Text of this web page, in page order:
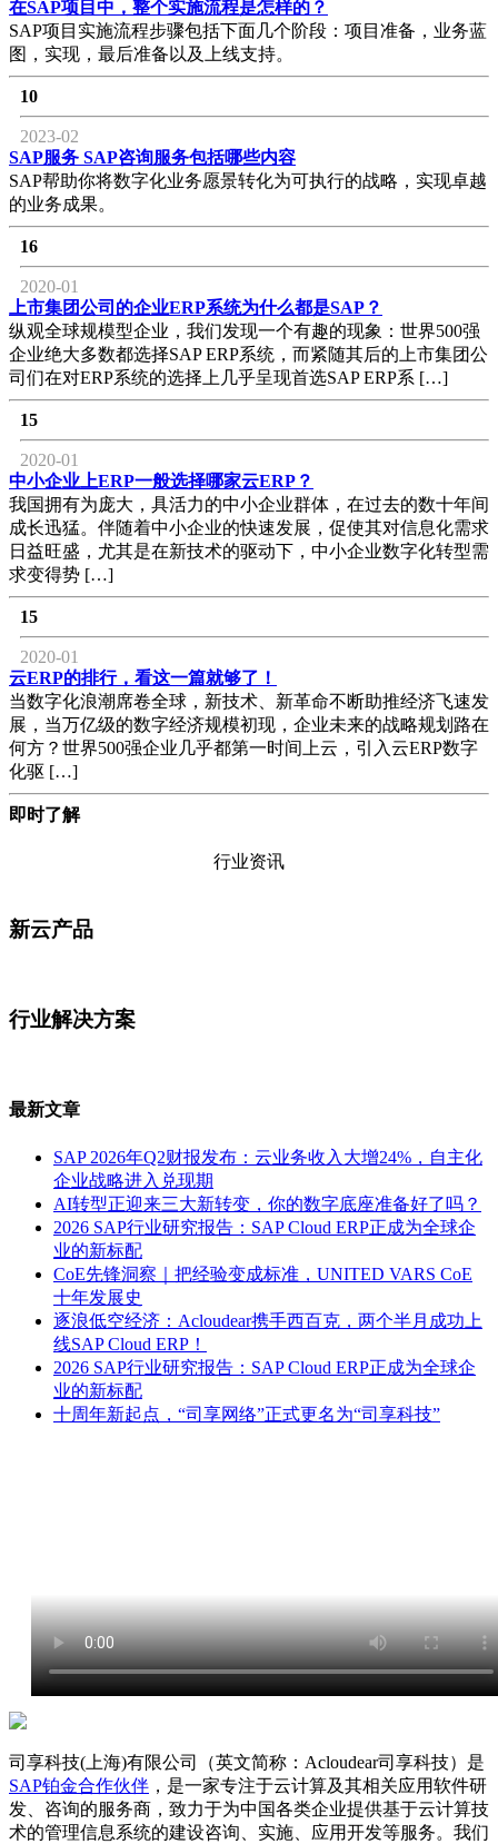
在SAP项目中，整个实施流程是怎样的？
SAP项目实施流程步骤包括下面几个阶段：项目准备，业务蓝
图，实现，最后准备以及上线支持。
10
2023-02
SAP服务 SAP咨询服务包括哪些内容
SAP帮助你将数字化业务愿景转化为可执行的战略，实现卓越
的业务成果。
16
2020-01
上市集团公司的企业ERP系统为什么都是SAP？
纵观全球规模型企业，我们发现一个有趣的现象：世界500强
企业绝大多数都选择SAP ERP系统，而紧随其后的上市集团公
司们在对ERP系统的选择上几乎呈现首选SAP ERP系 […]
15
2020-01
中小企业上ERP一般选择哪家云ERP？
我国拥有为庞大，具活力的中小企业群体，在过去的数十年间
成长迅猛。伴随着中小企业的快速发展，促使其对信息化需求
日益旺盛，尤其是在新技术的驱动下，中小企业数字化转型需
求变得势 […]
15
2020-01
云ERP的排行，看这一篇就够了！
当数字化浪潮席卷全球，新技术、新革命不断助推经济飞速发
展，当万亿级的数字经济规模初现，企业未来的战略规划路在
何方？世界500强企业几乎都第一时间上云，引入云ERP数字
化驱 […]
即时了解
行业资讯
新云产品
行业解决方案
最新文章
SAP 2026年Q2财报发布：云业务收入大增24%，自主化
企业战略进入兑现期
AI转型正迎来三大新转变，你的数字底座准备好了吗？
2026 SAP行业研究报告：SAP Cloud ERP正成为全球企
业的新标配
CoE先锋洞察｜把经验变成标准，UNITED VARS CoE
十年发展史
逐浪低空经济：Acloudear携手西百克，两个半月成功上
线SAP Cloud ERP！
2026 SAP行业研究报告：SAP Cloud ERP正成为全球企
业的新标配
十周年新起点，“司享网络”正式更名为“司享科技”
司享科技(上海)有限公司（英文简称：Acloudear司享科技）是
SAP铂金合作伙伴 ，是一家专注于云计算及其相关应用软件研
发、咨询的服务商，致力于为中国各类企业提供基于云计算技
术的管理信息系统的建设咨询、实施、应用开发等服务。我们